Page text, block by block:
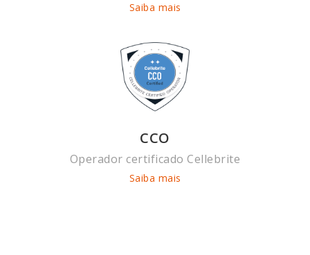
Saiba mais
CCO
Operador certificado Cellebrite
Saiba mais